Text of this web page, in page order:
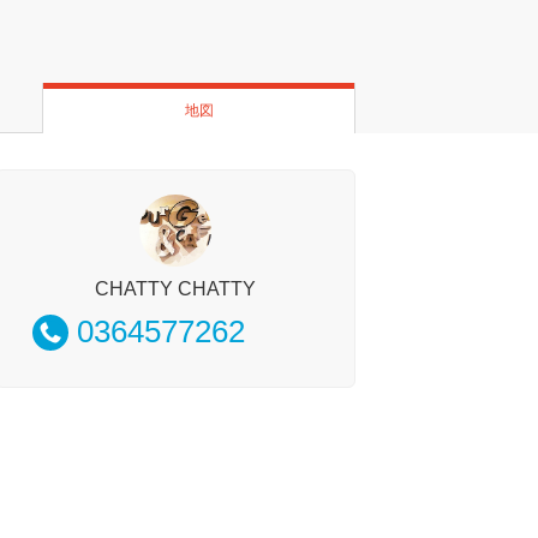
地図
CHATTY CHATTY
0364577262